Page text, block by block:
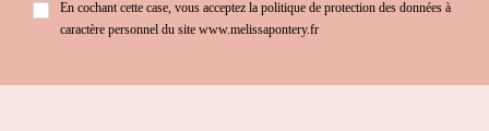
En cochant cette case, vous acceptez la politique de protection des données à
caractère personnel du site www.melissapontery.fr